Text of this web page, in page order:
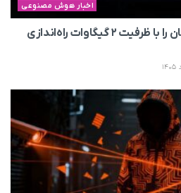
اخبار هوش مصنوعی
چین بزرگ‌ترین مرکز داده جهان را با ظرفیت ۲ گیگاوات راه‌اندازی